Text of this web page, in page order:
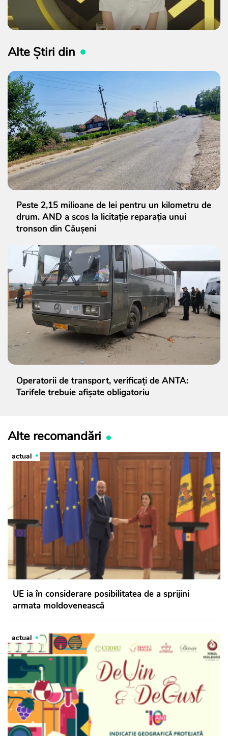
Alte Știri din
Peste 2,15 milioane de lei pentru un kilometru de
drum. AND a scos la licitație reparația unui
tronson din Căușeni
Operatorii de transport, verificați de ANTA:
Tarifele trebuie afișate obligatoriu
Alte recomandări
actual
UE ia în considerare posibilitatea de a sprijini
armata moldovenească
actual